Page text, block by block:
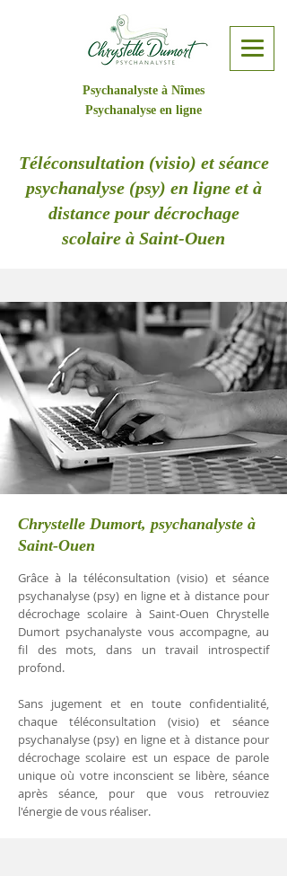
Psychanalyste à Nîmes
Psychanalyse en ligne
Téléconsultation (visio) et séance
psychanalyse (psy) en ligne et à
distance pour décrochage
scolaire à Saint-Ouen
Chrystelle Dumort, psychanalyste à
Saint-Ouen
Grâce à la téléconsultation (visio) et séance
psychanalyse (psy) en ligne et à distance pour
décrochage scolaire à Saint-Ouen Chrystelle
Dumort psychanalyste vous accompagne, au
fil des mots, dans un travail introspectif
profond.
Sans jugement et en toute confidentialité,
chaque téléconsultation (visio) et séance
psychanalyse (psy) en ligne et à distance pour
décrochage scolaire est un espace de parole
unique où votre inconscient se libère, séance
après séance, pour que vous retrouviez
l'énergie de vous réaliser.